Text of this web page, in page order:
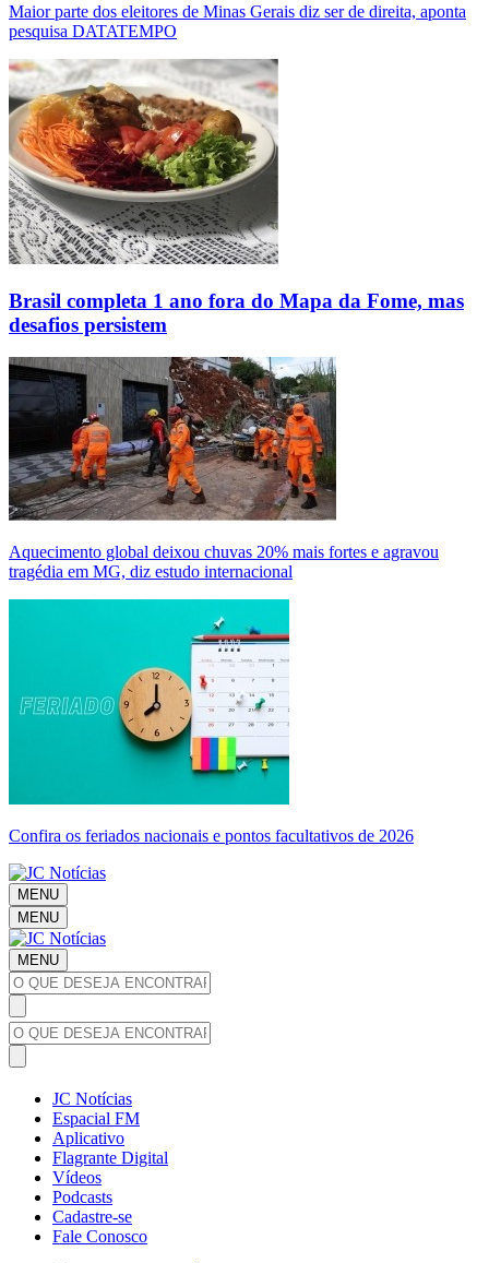
Maior parte dos eleitores de Minas Gerais diz ser de direita, aponta
pesquisa DATATEMPO
Brasil completa 1 ano fora do Mapa da Fome, mas
desafios persistem
Aquecimento global deixou chuvas 20% mais fortes e agravou
tragédia em MG, diz estudo internacional
Confira os feriados nacionais e pontos facultativos de 2026
MENU
MENU
MENU
JC Notícias
Espacial FM
Aplicativo
Flagrante Digital
Vídeos
Podcasts
Cadastre-se
Fale Conosco